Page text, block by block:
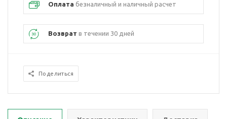
Оплата безналичный и наличный расчет
Возврат в течении 30 дней
Поделиться